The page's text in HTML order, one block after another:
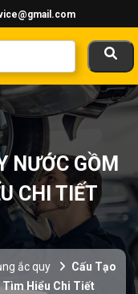
NƯỚC GỒM
CHI TIẾT
ắc quy
Cấu Tạo
Tìm Hiểu Chi Tiết